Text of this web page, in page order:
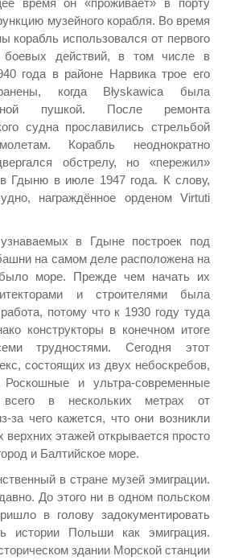
время он «проживает» в порту
музейного корабля. Во время
корабль использовался от первого
боевых действий, в том числе в
года в районе Нарвика трое его
когда Błyskawica была
пушкой. После ремонта
судна прославились стрельбой
Корабль неоднократно
обстрелу, но «пережил»
Гдыню в июле 1947 года. К слову,
награждённое орденом Virtuti
в Гдыне построек под
на самом деле расположена на
море. Прежде чем начать их
и строителями была
потому что к 1930 году туда
конструкторы в конечном итоге
трудностями. Сегодня этот
состоящих из двух небоскребов,
Роскошные и ультра-современные
всего в нескольких метрах от
за чего кажется, что они возникли
этажей открывается просто
и Балтийское море.
в стране музей эмиграции.
До этого ни в одном польском
в голову задокументировать
истории Польши как эмиграция.
здании Морской станции